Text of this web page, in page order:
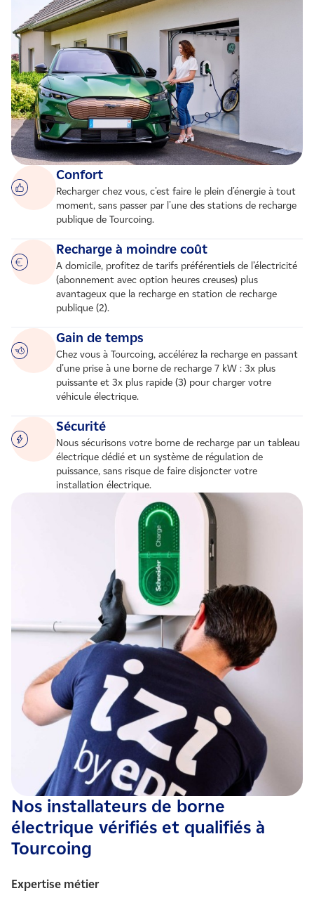
Confort
Recharger chez vous, c'est faire le plein d'énergie à tout
moment, sans passer par l'une des stations de recharge
publique de Tourcoing.
Recharge à moindre coût
A domicile, profitez de tarifs préférentiels de l’électricité
(abonnement avec option heures creuses) plus
avantageux que la recharge en station de recharge
publique (2).
Gain de temps
Chez vous à Tourcoing, accélérez la recharge en passant
d’une prise à une borne de recharge 7 kW : 3x plus
puissante et 3x plus rapide (3) pour charger votre
véhicule électrique.
Sécurité
Nous sécurisons votre borne de recharge par un tableau
électrique dédié et un système de régulation de
puissance, sans risque de faire disjoncter votre
installation électrique.
Nos installateurs de borne
électrique vérifiés et qualifiés à
Tourcoing
Expertise métier